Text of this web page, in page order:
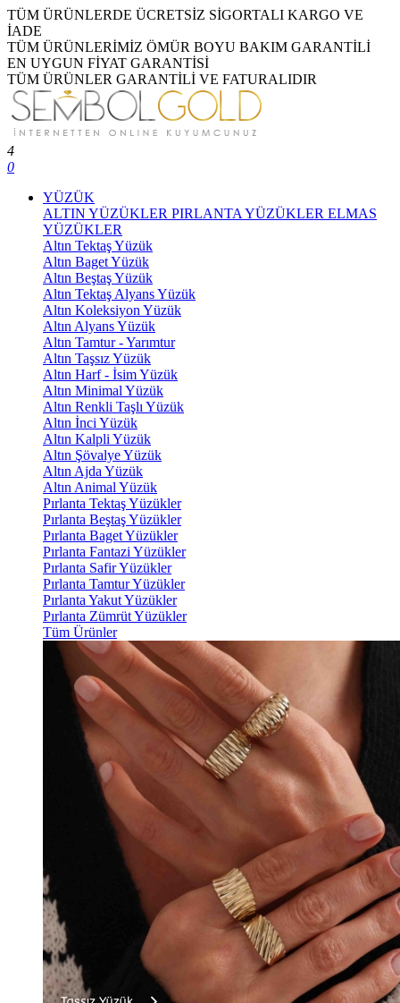
TÜM ÜRÜNLERDE ÜCRETSİZ SİGORTALI KARGO VE
İADE
TÜM ÜRÜNLERİMİZ ÖMÜR BOYU BAKIM GARANTİLİ
EN UYGUN FİYAT GARANTİSİ
TÜM ÜRÜNLER GARANTİLİ VE FATURALIDIR
4
0
YÜZÜK
ALTIN YÜZÜKLER PIRLANTA YÜZÜKLER ELMAS
YÜZÜKLER
Altın Tektaş Yüzük
Altın Baget Yüzük
Altın Beştaş Yüzük
Altın Tektaş Alyans Yüzük
Altın Koleksiyon Yüzük
Altın Alyans Yüzük
Altın Tamtur - Yarımtur
Altın Taşsız Yüzük
Altın Harf - İsim Yüzük
Altın Minimal Yüzük
Altın Renkli Taşlı Yüzük
Altın İnci Yüzük
Altın Kalpli Yüzük
Altın Şövalye Yüzük
Altın Ajda Yüzük
Altın Animal Yüzük
Pırlanta Tektaş Yüzükler
Pırlanta Beştaş Yüzükler
Pırlanta Baget Yüzükler
Pırlanta Fantazi Yüzükler
Pırlanta Safir Yüzükler
Pırlanta Tamtur Yüzükler
Pırlanta Yakut Yüzükler
Pırlanta Zümrüt Yüzükler
Tüm Ürünler